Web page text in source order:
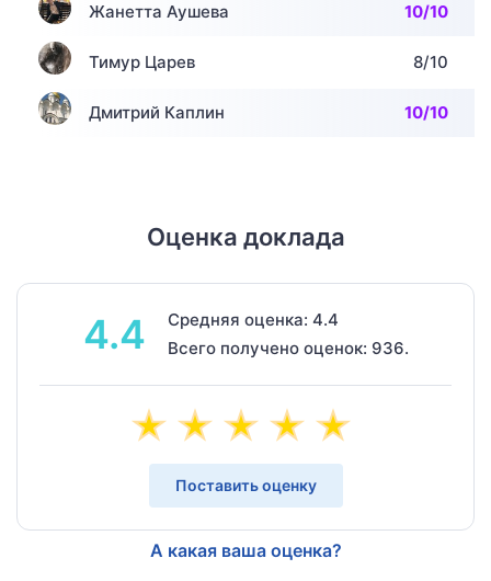
Жанетта Аушева 10/10
Тимур Царев 8/10
Дмитрий Каплин 10/10
Оценка доклада
4.4
Средняя оценка: 4.4
Всего получено оценок: 936.
Поставить оценку
А какая ваша оценка?